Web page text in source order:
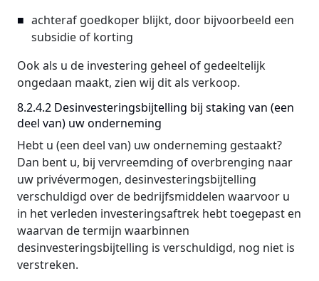
achteraf goedkoper blijkt, door bijvoorbeeld een
subsidie of korting
Ook als u de investering geheel of gedeeltelijk
ongedaan maakt, zien wij dit als verkoop.
8.2.4.2 Desinvesteringsbijtelling bij staking van (een
deel van) uw onderneming
Hebt u (een deel van) uw onderneming gestaakt?
Dan bent u, bij vervreemding of overbrenging naar
uw privévermogen, desinvesteringsbijtelling
verschuldigd over de bedrijfsmiddelen waarvoor u
in het verleden investeringsaftrek hebt toegepast en
waarvan de termijn waarbinnen
desinvesteringsbijtelling is verschuldigd, nog niet is
verstreken.